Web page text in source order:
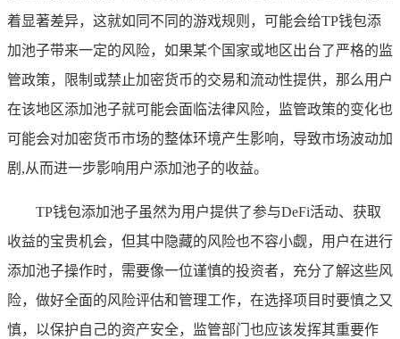
着显著差异，这就如同不同的游戏规则，可能会给TP钱包添
加池子带来一定的风险，如果某个国家或地区出台了严格的监
管政策，限制或禁止加密货币的交易和流动性提供，那么用户
在该地区添加池子就可能会面临法律风险，监管政策的变化也
可能会对加密货币市场的整体环境产生影响，导致市场波动加
剧,从而进一步影响用户添加池子的收益。
TP钱包添加池子虽然为用户提供了参与DeFi活动、获取
收益的宝贵机会，但其中隐藏的风险也不容小觑，用户在进行
添加池子操作时，需要像一位谨慎的投资者，充分了解这些风
险，做好全面的风险评估和管理工作，在选择项目时要慎之又
慎，以保护自己的资产安全，监管部门也应该发挥其重要作